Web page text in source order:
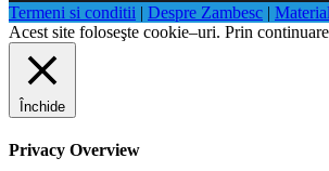
Termeni si conditii | Despre Zambesc |
Acest site foloseşte cookie–uri. Prin
Închide
Privacy Overview